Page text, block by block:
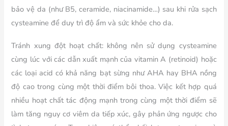
bảo vệ da (như B5, ceramide, niacinamide…) sau khi rửa sạch
cysteamine để duy trì độ ẩm và sức khỏe cho da.
Tránh xung đột hoạt chất: không nên sử dụng cysteamine
cùng lúc với các dẫn xuất mạnh của vitamin A (retinoid) hoặc
các loại acid có khả năng bạt sừng như AHA hay BHA nồng
độ cao trong cùng một thời điểm bôi thoa. Việc kết hợp quá
nhiều hoạt chất tác động mạnh trong cùng một thời điểm sẽ
làm tăng nguy cơ viêm da tiếp xúc, gây phản ứng ngược cho